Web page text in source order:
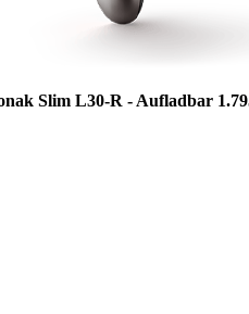
Slim L30-R - Aufladbar